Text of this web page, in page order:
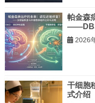
帕金森
2026
干细胞
式介绍